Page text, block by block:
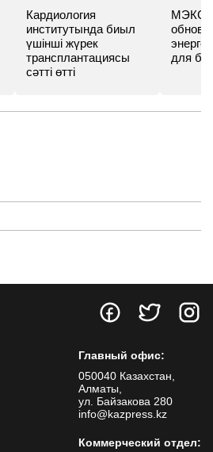
Кардиология
институтында биыл
үшінші жүрек
трансплантациясы
сәтті өтті
МЭКС -
для
Главный офис:
050040 Казахстан,
Алматы,
ул. Байзакова 280
info@kazpress.kz
Коммерческий отдел: